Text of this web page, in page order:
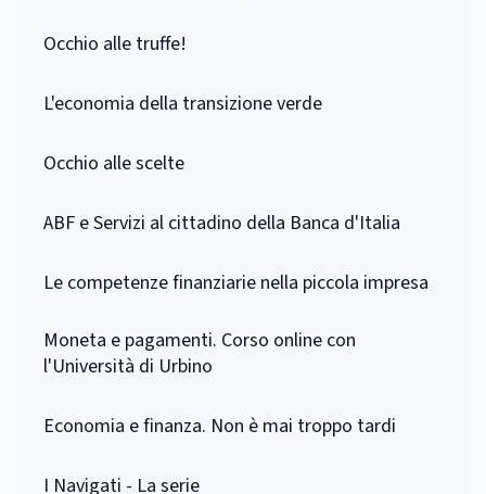
Occhio alle truffe!
L'economia della transizione verde
Occhio alle scelte
ABF e Servizi al cittadino della Banca d'Italia
Le competenze finanziarie nella piccola impresa
Moneta e pagamenti. Corso online con
l'Università di Urbino
Economia e finanza. Non è mai troppo tardi
I Navigati - La serie